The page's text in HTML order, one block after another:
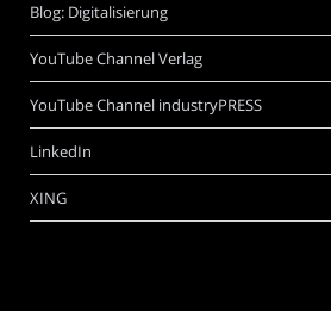
Blog: Digitalisierung
YouTube Channel Verlag
YouTube Channel industryPRESS
LinkedIn
XING